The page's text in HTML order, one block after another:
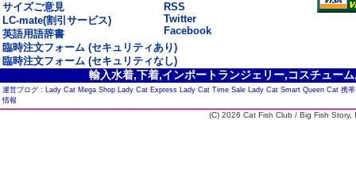
サイズご意見
LC-mate(割引サービス)
英語用語辞書
RSS
Twitter
Facebook
臨時注文フォーム (セキュリティあり)
臨時注文フォーム (セキュリティなし)
輸入水着,下着,インポートランジェリー,コスチュー
運営ブログ : Lady Cat Mega Shop Lady Cat Express Lady Cat Time Sale Lady Cat Smart Queen Cat 携
情報
(C) 2026 Cat Fish Club / Big Fish Story,